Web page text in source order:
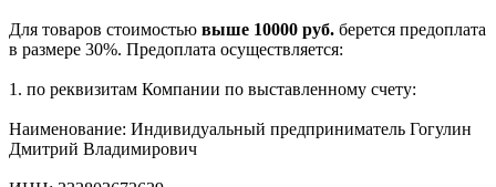
Для товаров стоимостью выше 10000 руб. берется предоплата
в размере 30%. Предоплата осуществляется:
1. по реквизитам Компании по выставленному счету:
Наименование: Индивидуальный предприниматель Гогулин
Дмитрий Владимирович